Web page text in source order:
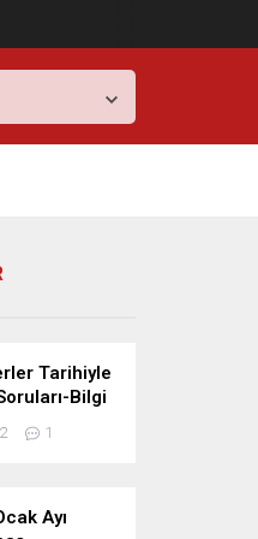
Tarihiyle
Bilgi
1
Ayı